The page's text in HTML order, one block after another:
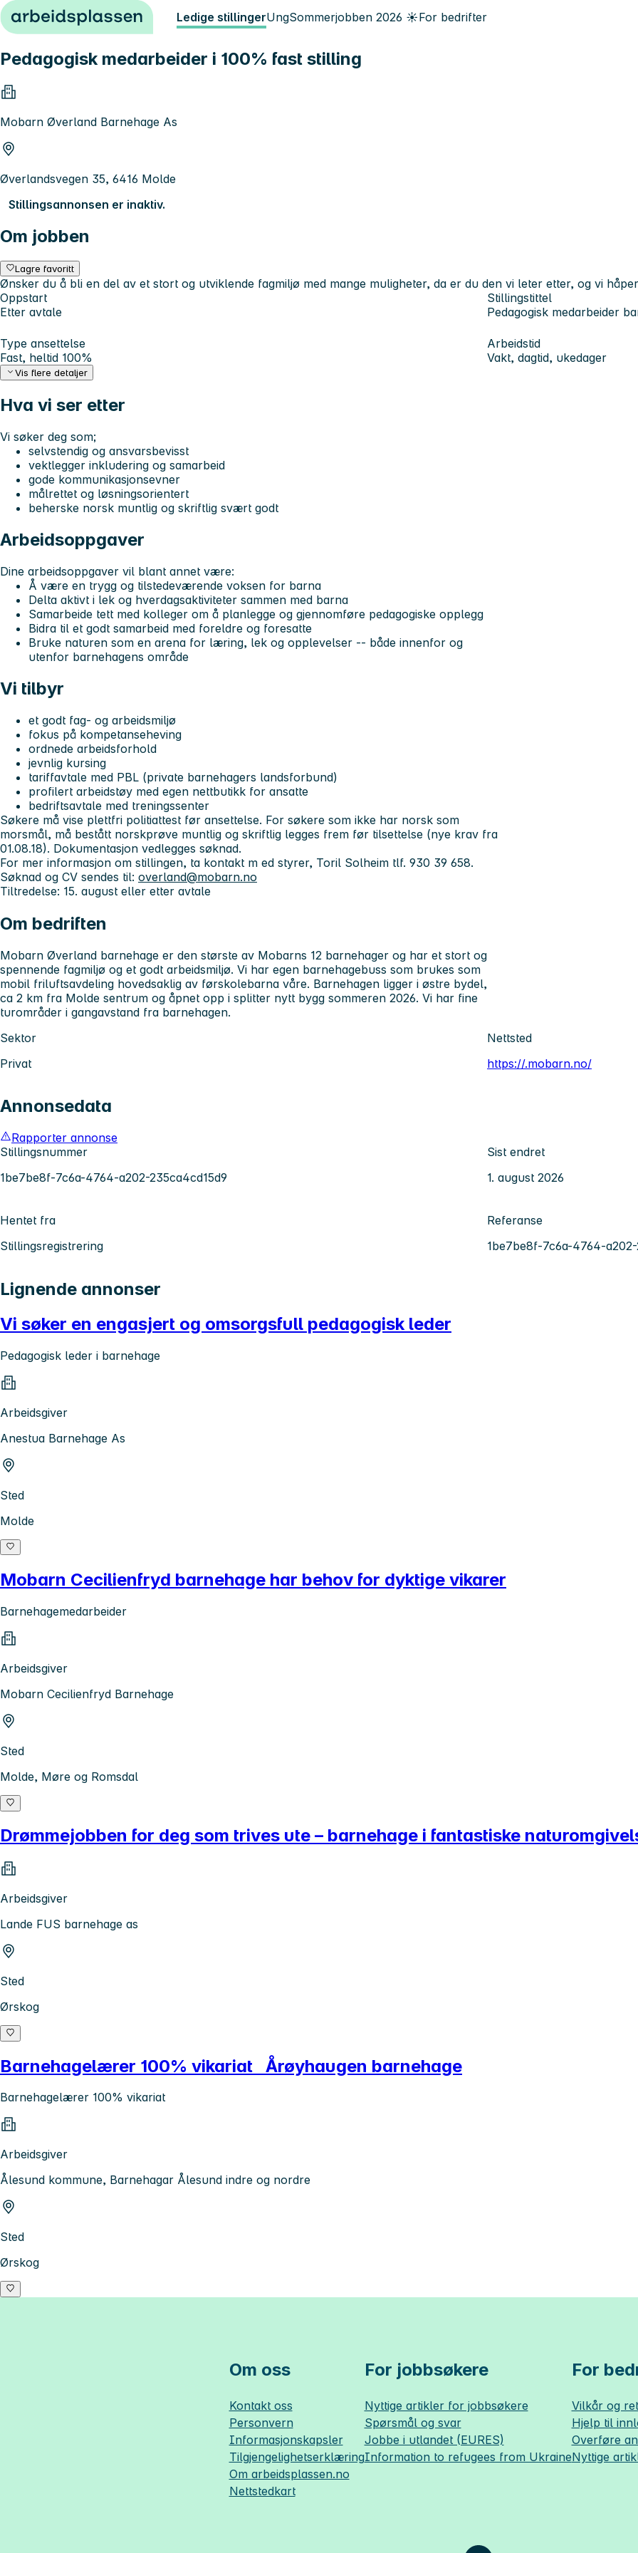
Hopp til innhold Ledige stillingerUngSommerjobben 2026 ☀️For bedrifter
Pedagogisk medarbeider i 100% fast stilling
Mobarn Øverland Barnehage As
Øverlandsvegen 35, 6416 Molde
Stillingsannonsen er inaktiv.
Om jobben
Lagre favoritt
Ønsker du å bli en del av et stort og utviklende fagmiljø med mange muligheter, da er du den vi leter etter, og vi
Oppstart
Etter avtale
Stillingstittel
Pedagogisk medarbeider
Type ansettelse
Fast, heltid 100%
Arbeidstid
Vakt, dagtid, ukedager
Vis flere detaljer
Hva vi ser etter
Vi søker deg som;
selvstendig og ansvarsbevisst
vektlegger inkludering og samarbeid
gode kommunikasjonsevner
målrettet og løsningsorientert
beherske norsk muntlig og skriftlig svært godt
Arbeidsoppgaver
Dine arbeidsoppgaver vil blant annet være:
Å være en trygg og tilstedeværende voksen for barna
Delta aktivt i lek og hverdagsaktiviteter sammen med barna
Samarbeide tett med kolleger om å planlegge og gjennomføre pedagogiske opplegg
Bidra til et godt samarbeid med foreldre og foresatte
Bruke naturen som en arena for læring, lek og opplevelser -- både innenfor og
utenfor barnehagens område
Vi tilbyr
et godt fag- og arbeidsmiljø
fokus på kompetanseheving
ordnede arbeidsforhold
jevnlig kursing
tariffavtale med PBL (private barnehagers landsforbund)
profilert arbeidstøy med egen nettbutikk for ansatte
bedriftsavtale med treningssenter
Søkere må vise plettfri politiattest før ansettelse. For søkere som ikke har norsk som
morsmål, må bestått norskprøve muntlig og skriftlig legges frem før tilsettelse (nye krav fra
01.08.18). Dokumentasjon vedlegges søknad.
For mer informasjon om stillingen, ta kontakt m ed styrer, Toril Solheim tlf. 930 39 658.
Søknad og CV sendes til: overland@mobarn.no
Tiltredelse: 15. august eller etter avtale
Om bedriften
Mobarn Øverland barnehage er den største av Mobarns 12 barnehager og har et stort og
spennende fagmiljø og et godt arbeidsmiljø. Vi har egen barnehagebuss som brukes som
mobil friluftsavdeling hovedsaklig av førskolebarna våre. Barnehagen ligger i østre bydel,
ca 2 km fra Molde sentrum og åpnet opp i splitter nytt bygg sommeren 2026. Vi har fine
turområder i gangavstand fra barnehagen.
Sektor
Privat
Nettsted
https://.mobarn.no/
Annonsedata
Rapporter annonse
Stillingsnummer
1be7be8f-7c6a-4764-a202-235ca4cd15d9
Sist endret
1. august 2026
Hentet fra
Stillingsregistrering
Referanse
1be7be8f-7c6a-4764-
Lignende annonser
Vi søker en engasjert og omsorgsfull pedagogisk leder
Pedagogisk leder i barnehage
Arbeidsgiver
Anestua Barnehage As
Sted
Molde
Mobarn Cecilienfryd barnehage har behov for dyktige vikarer
Barnehagemedarbeider
Arbeidsgiver
Mobarn Cecilienfryd Barnehage
Sted
Molde, Møre og Romsdal
Drømmejobben for deg som trives ute – barnehage i fantastiske
Arbeidsgiver
Lande FUS barnehage as
Sted
Ørskog
Barnehagelærer 100% vikariat Årøyhaugen barnehage
Barnehagelærer 100% vikariat
Arbeidsgiver
Ålesund kommune, Barnehagar Ålesund indre og nordre
Sted
Ørskog
Om oss
Kontakt oss
Personvern
Informasjonskapsler
Tilgjengelighetserklæring
Om arbeidsplassen.no
Nettstedkart
For jobbsøkere
Nyttige artikler for jobbsøkere
Spørsmål og svar
Jobbe i utlandet (EURES)
Information to refugees from Ukraine
For
Vilkår og
Hjelp til
Overføre
Nyttige